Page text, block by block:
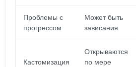
Проблемы с
прогрессом
Может быть
зависания
Кастомизация
Открываются
по мере